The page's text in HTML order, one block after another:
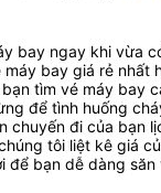
bay ngay khi vừa
bay giá rẻ nhất
tìm vé máy bay
để tình huống
chuyến đi của bạn
tôi liệt kê giá
để bạn dễ dàng